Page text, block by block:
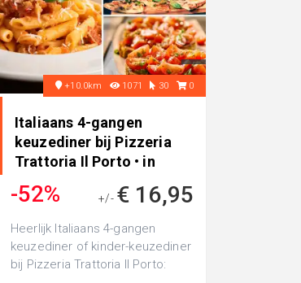
+10.0km 1071 30 0
Italiaans 4-gangen
keuzediner bij Pizzeria
Trattoria Il Porto • in
-52% +/- € 16,95
Heerlijk Italiaans 4-gangen
keuzediner of kinder-keuzediner
bij Pizzeria Trattoria Il Porto: